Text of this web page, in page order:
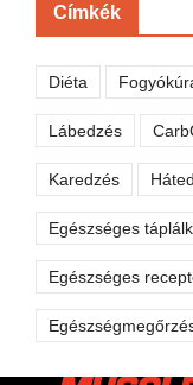
Címkék
Diéta
Lábedzés
Karedzés
Egészséges
Egészséges